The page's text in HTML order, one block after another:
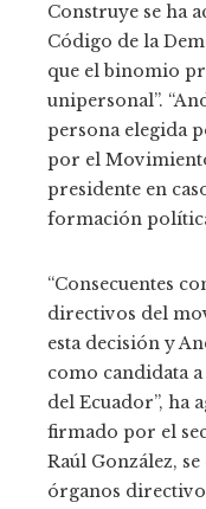
Construye se ha
Código de la
que el binomio
unipersonal”.
persona elegida
por el
presidente en
formación
“Consecuentes
directivos del
esta decisión y
como candidata
del Ecuador”, ha
firmado por el
Raúl González,
órganos